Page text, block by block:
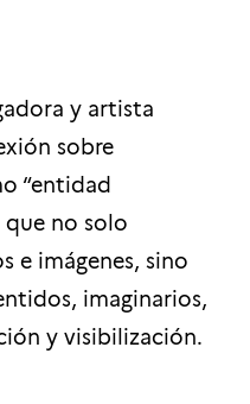
y artista
sobre
“entidad
no solo
e imágenes, sino
imaginarios,
y visibilización.